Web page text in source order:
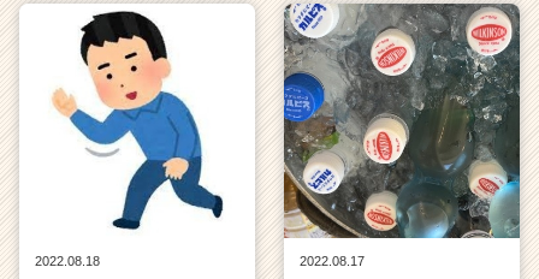
2022.08.18 2022.08.17